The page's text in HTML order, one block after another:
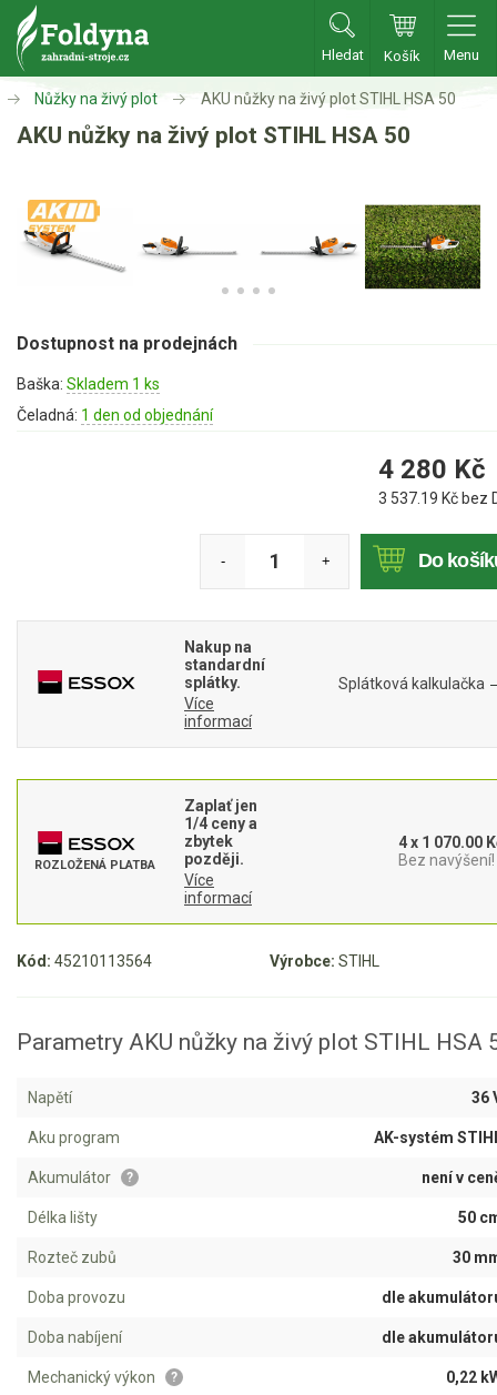
Hledat Košík Menu
Zahradní traktory
Zahradní traktory
Aku traktory
Příslušenství
Benzínové sekačky
Akumulátorové sekačky
Aku křovinořezy a vyžínače
Benzínové pily
Elektrické pily
Vyvětvovací pily
Aku křovinořezy a vyžínače
Aku sekačky
Aku STIHL
Aku AL-KO
VARI
VARI malotraktory
VARI multifunkční nosiče
Nůžky na živý plot AKU nůžky na živý plot STIHL HSA 50
AKU nůžky na živý plot STIHL HSA 50
Kód: 45210113564 Výrobce: STIHL
Dostupnost na prodejnách
Baška: Skladem 1 ks
Čeladná: 1 den od objednání
4 280 Kč
3 537.19 Kč bez
- + Do
Nakup na
standardní
splátky.
Více
informací
Splátková kalkulačka
ROZLOŽENÁ PLATBA
Zaplať jen
1/4 ceny a
zbytek
později.
Více
informací
4 x 1 070.00
Bez navýšení!
Parametry AKU nůžky na živý plot STIHL HSA
Napětí 36
Aku program AK-systém
Akumulátor ? není v
Délka lišty 50
Rozteč zubů 30
Doba provozu dle
Doba nabíjení dle
Mechanický výkon ? 0,22